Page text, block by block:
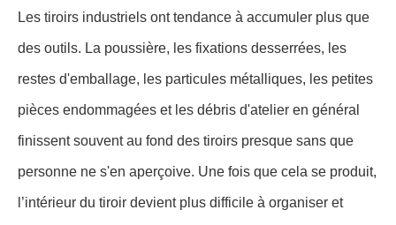
Les tiroirs industriels ont tendance à accumuler plus que
des outils. La poussière, les fixations desserrées, les
restes d'emballage, les particules métalliques, les petites
pièces endommagées et les débris d'atelier en général
finissent souvent au fond des tiroirs presque sans que
personne ne s'en aperçoive. Une fois que cela se produit,
l’intérieur du tiroir devient plus difficile à organiser et